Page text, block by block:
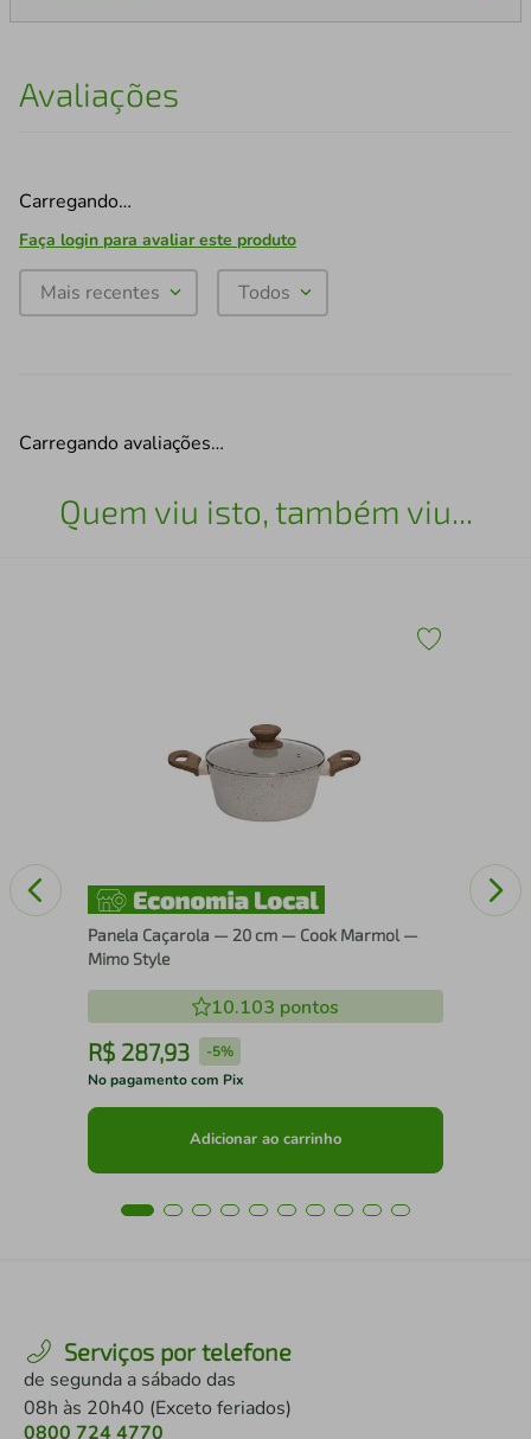
Avaliações
Carregando…
Faça login para avaliar este produto
Mais recentes Todos
Carregando avaliações…
Quem viu isto, também viu...
Panela Caçarola — 20 cm — Cook Marmol —
Mimo Style
10.103 pontos
R$ 287,93 -5%
No pagamento com Pix
Adicionar ao carrinho
Serviços por telefone
de segunda a sábado das
08h às 20h40 (Exceto feriados)
0800 724 4770